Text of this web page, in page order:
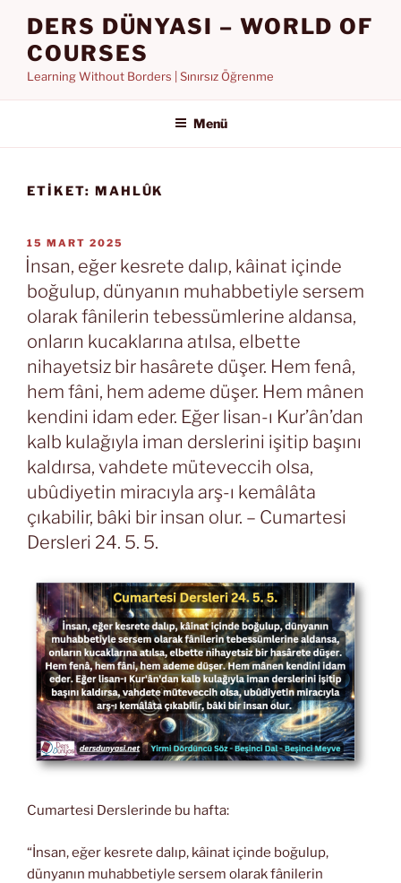
DERS DÜNYASI – WORLD OF
COURSES
Learning Without Borders | Sınırsız Öğrenme
Menü
ETIKET: MAHLÛK
YAYIM
TARIHI
15 MART 2025
İnsan, eğer kesrete dalıp, kâinat içinde
boğulup, dünyanın muhabbetiyle sersem
olarak fânilerin tebessümlerine aldansa,
onların kucaklarına atılsa, elbette
nihayetsiz bir hasârete düşer. Hem fenâ,
hem fâni, hem ademe düşer. Hem mânen
kendini idam eder. Eğer lisan-ı Kur’ân’dan
kalb kulağıyla iman derslerini işitip başını
kaldırsa, vahdete müteveccih olsa,
ubûdiyetin miracıyla arş-ı kemâlâta
çıkabilir, bâki bir insan olur. – Cumartesi
Dersleri 24. 5. 5.
Cumartesi Derslerinde bu hafta:
“İnsan, eğer kesrete dalıp, kâinat içinde boğulup,
dünyanın muhabbetiyle sersem olarak fânilerin